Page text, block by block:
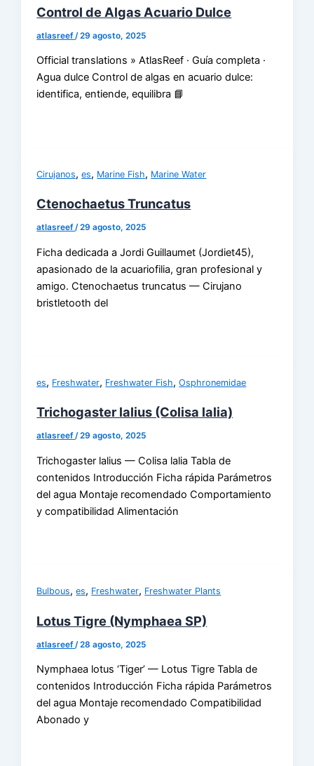
Control de Algas Acuario Dulce
atlasreef /29 agosto, 2025
Official translations » AtlasReef · Guía completa ·
Agua dulce Control de algas en acuario dulce:
identifica, entiende, equilibra 📘
Cirujanos,es, Marine Fish, Marine Water
Ctenochaetus Truncatus
atlasreef/29 agosto, 2025
Ficha dedicada a Jordi Guillaumet (Jordiet45),
apasionado de la acuariofilia, gran profesional y
amigo. Ctenochaetus truncatus — Cirujano
bristletooth del
es, Freshwater, Freshwater Fish,Osphronemidae
Trichogaster lalius (Colisa lalia)
atlasreef/29 agosto, 2025
Trichogaster lalius — Colisa lalia Tabla de
contenidos Introducción Ficha rápida Parámetros
del agua Montaje recomendado Comportamiento
y compatibilidad Alimentación
Bulbous,es, Freshwater, Freshwater Plants
Lotus Tigre (Nymphaea SP)
atlasreef /28 agosto, 2025
Nymphaea lotus ‘Tiger’ — Lotus Tigre Tabla de
contenidos Introducción Ficha rápida Parámetros
del agua Montaje recomendado Compatibilidad
Abonado y